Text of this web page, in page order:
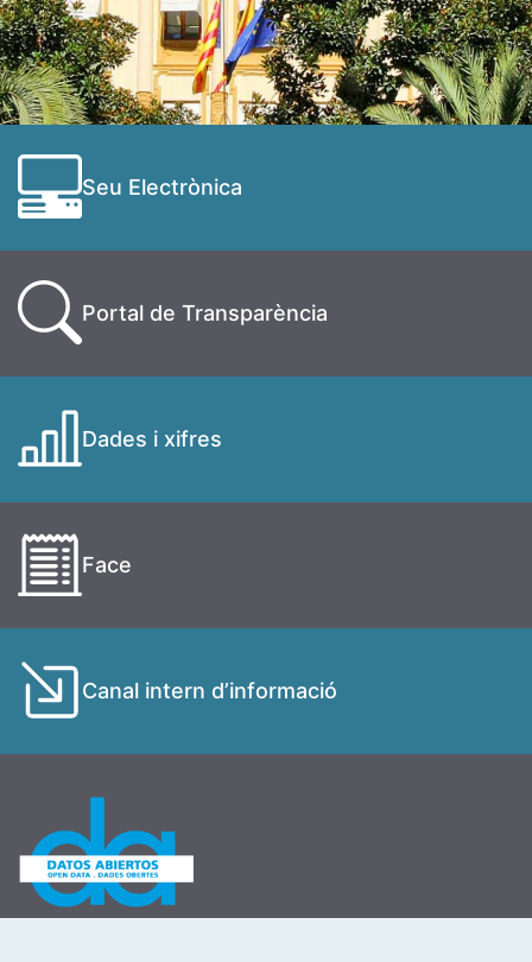
Seu Electrònica
Portal de Transparència
Dades i xifres
Face
Canal intern d’informació